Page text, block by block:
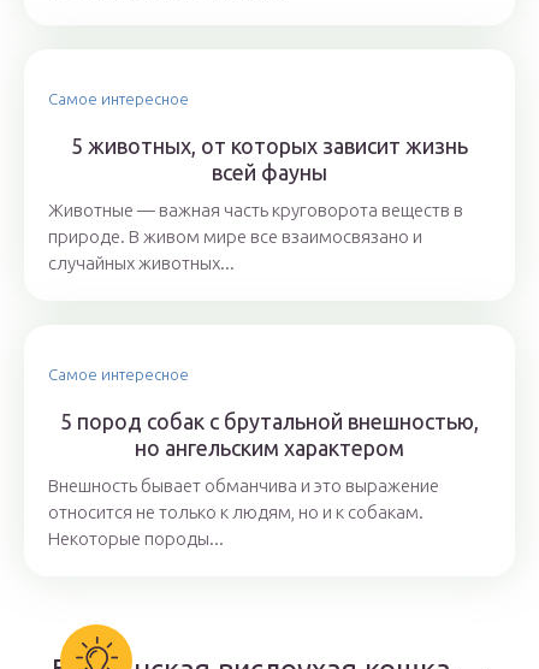
Самое интересное
5 животных, от которых зависит жизнь
всей фауны
Животные — важная часть круговорота веществ в
природе. В живом мире все взаимосвязано и
случайных животных...
Самое интересное
5 пород собак с брутальной внешностью,
но ангельским характером
Внешность бывает обманчива и это выражение
относится не только к людям, но и к собакам.
Некоторые породы...